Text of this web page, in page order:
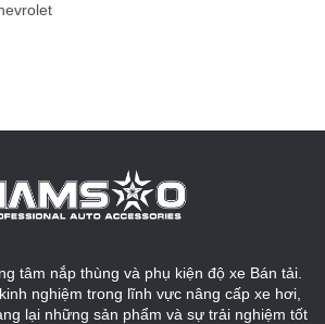
tâm nắp thùng và phụ kiện độ xe Bán tải.
nghiệm trong lĩnh vực nâng cấp xe hơi,
lại những sản phẩm và sự trải nghiệm tốt